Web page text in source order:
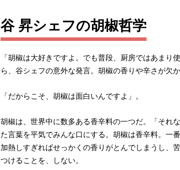
谷 昇シェフの胡椒哲学
「胡椒は大好きですよ。でも普段、厨房ではあま
ら、谷シェフの意外な発言。胡椒の香りや辛さが欠
「だからこそ、胡椒は面白いんですよ」。
胡椒は、世界中に数多ある香辛料の一つだ。「それ
た言葉を平気でみんな口にする。胡椒は香辛料。一
加熱しすぎればせっかくの香りがとんでしまうし、
つけることを、しない。